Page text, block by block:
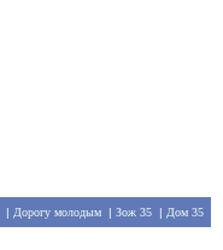
| Дорогу молодым | Зож 35 | Дом 35